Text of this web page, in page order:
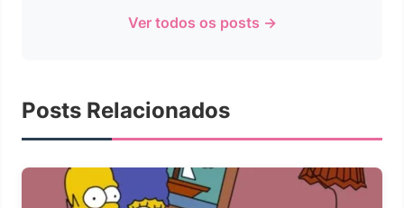
Ver todos os posts →
Posts Relacionados